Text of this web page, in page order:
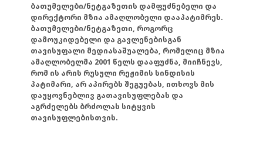
ბათუმელები/ნეტგაზეთის დამფუძნებელი და
დირექტორი მზია ამაღლობელი დააპატიმრეს.
ბათუმელები/ნეტგაზეთი, როგორც
დამოუკიდებელი და გავლენებისგან
თავისუფალი მედიასაშუალება, რომელიც მზია
ამაღლობელმა 2001 წელს დააფუძნა, მიიჩნევს,
რომ ის არის რუსული რეჟიმის სინდისის
პატიმარი, არ აპირებს შეგუებას, ითხოვს მის
დაუყოვნებლივ გათავისუფლებას და
აგრძელებს ბრძოლას სიტყვის
თავისუფლებისთვის.